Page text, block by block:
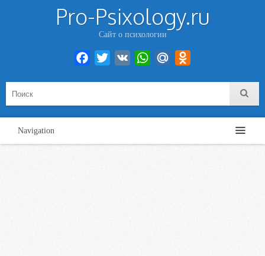
Pro-Psixology.ru
Сайт о психологии
Facebook
Twitter VK WhatsAppMail.Ru
Navigation